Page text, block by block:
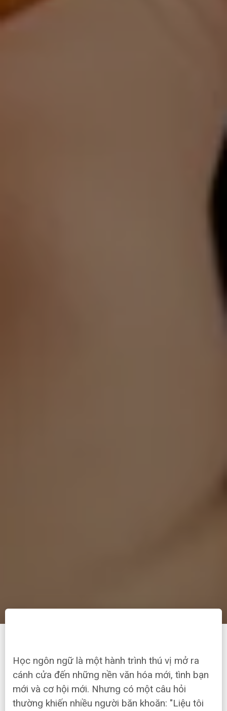
Học ngôn ngữ là một hành trình thú vị mở ra
cánh cửa đến những nền văn hóa mới, tình bạn
mới và cơ hội mới. Nhưng có một câu hỏi
thường khiến nhiều người băn khoăn: "Liệu tôi